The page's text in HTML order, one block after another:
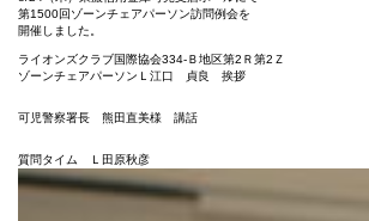
第1500回ゾーンチェアパーソン訪問例会を
開催しました。
ライオンズクラブ国際協会334-Ｂ地区第2Ｒ第2Ｚ
ゾーンチェアパーソンＬ江口 貞良 挨拶
可児警察署長 熊田直美様 講話
質問タイム Ｌ田原秋彦